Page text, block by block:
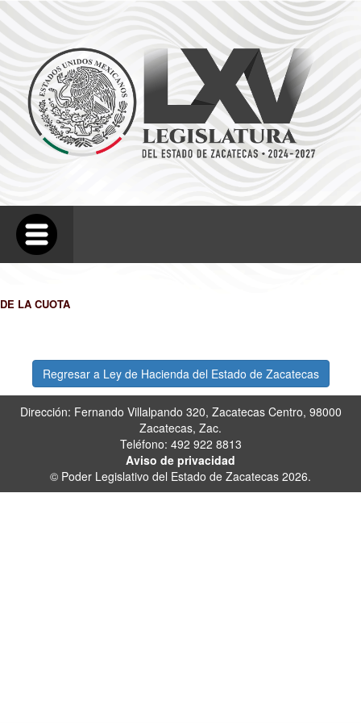
DE LA CUOTA
Regresar a Ley de Hacienda del Estado de Zacatecas
Dirección: Fernando Villalpando 320, Zacatecas Centro, 98000
Zacatecas, Zac.
Teléfono: 492 922 8813
Aviso de privacidad
© Poder Legislativo del Estado de Zacatecas 2026.